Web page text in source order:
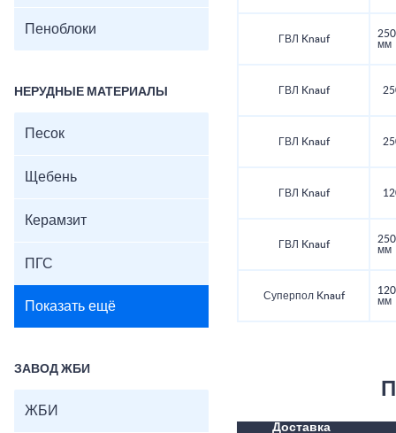
Пеноблоки
НЕРУДНЫЕ МАТЕРИАЛЫ
Песок
Щебень
Керамзит
ПГС
Показать ещё
ЗАВОД ЖБИ
ЖБИ
ГВЛ Knauf
мм
ГВЛ Knauf
ГВЛ Knauf
ГВЛ Knauf
ГВЛ Knauf
мм
Суперпол Knauf
мм
Доставка